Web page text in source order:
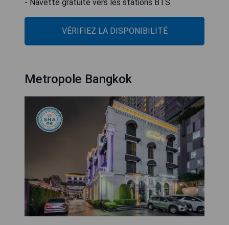
- Navette gratuite vers les stations BTS
VÉRIFIEZ LA DISPONIBILITÉ
Metropole Bangkok